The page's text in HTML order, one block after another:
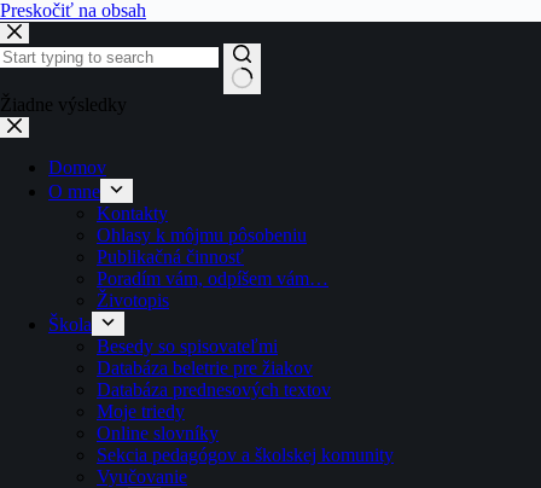
Preskočiť na obsah
Žiadne výsledky
Domov
O mne
Kontakty
Ohlasy k môjmu pôsobeniu
Publikačná činnosť
Poradím vám, odpíšem vám…
Životopis
Škola
Besedy so spisovateľmi
Databáza beletrie pre žiakov
Databáza prednesových textov
Moje triedy
Online slovníky
Sekcia pedagógov a školskej komunity
Vyučovanie